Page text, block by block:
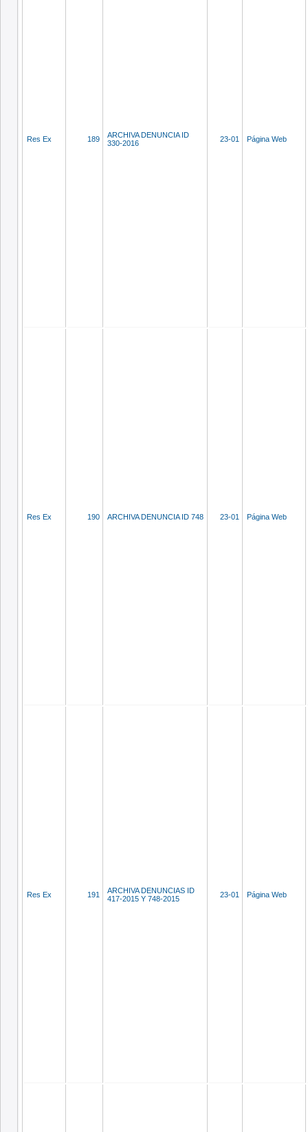
Res Ex 189
ARCHIVA DENUNCIA ID
330-2016
23-01 Página Web
Res Ex 190 ARCHIVA DENUNCIA ID 748 23-01 Página Web
Res Ex 191
ARCHIVA DENUNCIAS ID
417-2015 Y 748-2015
23-01 Página Web